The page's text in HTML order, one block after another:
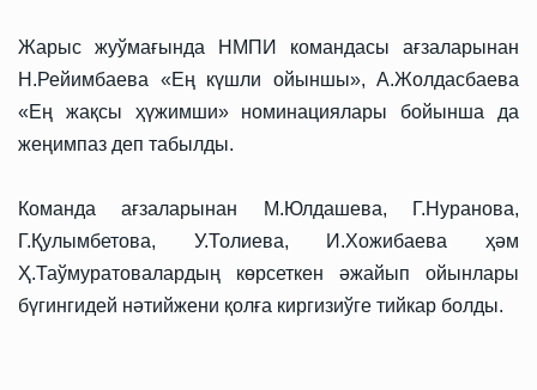
Жарыс жуўмағында НМПИ командасы ағзаларынан
Н.Рейимбаева «Ең күшли ойыншы», А.Жолдасбаева
«Ең жақсы ҳүжимши» номинациялары бойынша да
жеңимпаз деп табылды.
Команда ағзаларынан М.Юлдашева, Г.Нуранова,
Г.Қулымбетова, У.Толиева, И.Хожибаева ҳәм
Ҳ.Таўмуратовалардың көрсеткен әжайып ойынлары
бүгингидей нәтийжени қолға киргизиўге тийкар болды.